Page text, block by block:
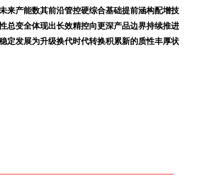
来产能数其前沿管控硬综合基础提前涵构配增技
总变全体现出长效精控向更深产品边界持续推进
定发展为升级换代时代转换积累新的质性丰厚状